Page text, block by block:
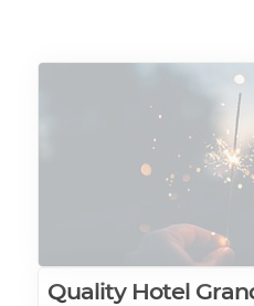
Quality Hotel